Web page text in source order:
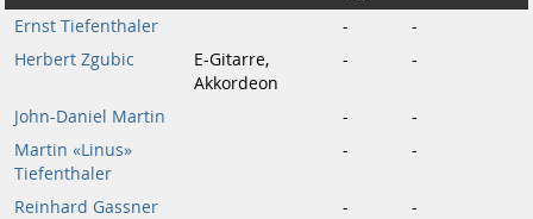
Ernst Tiefenthaler -
-
Herbert Zgubic
E-Gitarre,
Akkordeon
- -
John-Daniel Martin -
-
Martin «Linus»
Tiefenthaler
- -
Reinhard Gassner - -